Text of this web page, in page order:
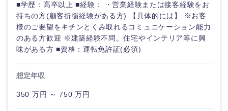
マーケテ
ィング
営業
サ
ー
ス
経営企画
政策渉外
営業
サービス
クリエイティブ
コンサルタント
専門職
食品・化粧品・アパレル・消費財
メディカル・ヘルスケア・ライフサイエンス
建設・不動産
こだわり条件を入力ください
急募 第二新卒
スタートアップ企
■学歴：高卒以上 ■経験： ・営業経験または接客経験をお
持ちの方(顧客折衝経験がある方) 【具体的には】 ※お客
様のご要望をキチンとくみ取れるコミュニケーション能力
のある方歓迎 ※建築経験不問。住宅やインテリア等に興
味がある方 ■資格：運転免許証(必須)
想定年収
350 万円 ～ 750 万円